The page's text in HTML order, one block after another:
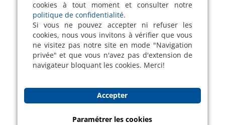
Agent(e) de propreté auxiliaire
L'agent (ou l'agente) de propreté auxiliaire
maîtriseet exécute les travaux d'entretien
travail et des règles de sécurité qui lui sont
et les produits de nettoyage qui lui sont
cookies à tout moment et consulter notre
politique de confidentialité.
Si vous ne pouvez accepter ni refuser les
cookies, nous vous invitons à vérifier que vous
ne visitez pas notre site en mode "Navigation
privée" et que vous n'avez pas d'extension de
navigateur bloquant les cookies. Merci!
Accepter
Paramétrer les cookies